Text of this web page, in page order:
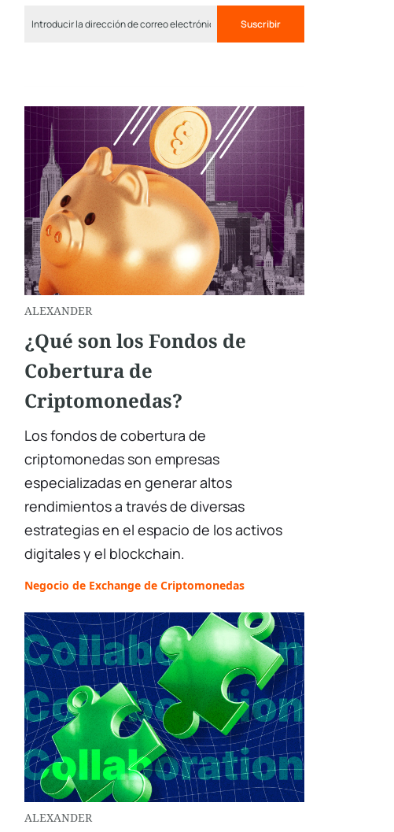
Suscribir
ALEXANDER
¿Qué son los Fondos de
Cobertura de
Criptomonedas?
Los fondos de cobertura de
criptomonedas son empresas
especializadas en generar altos
rendimientos a través de diversas
estrategias en el espacio de los activos
digitales y el blockchain.
Negocio de Exchange de Criptomonedas
ALEXANDER